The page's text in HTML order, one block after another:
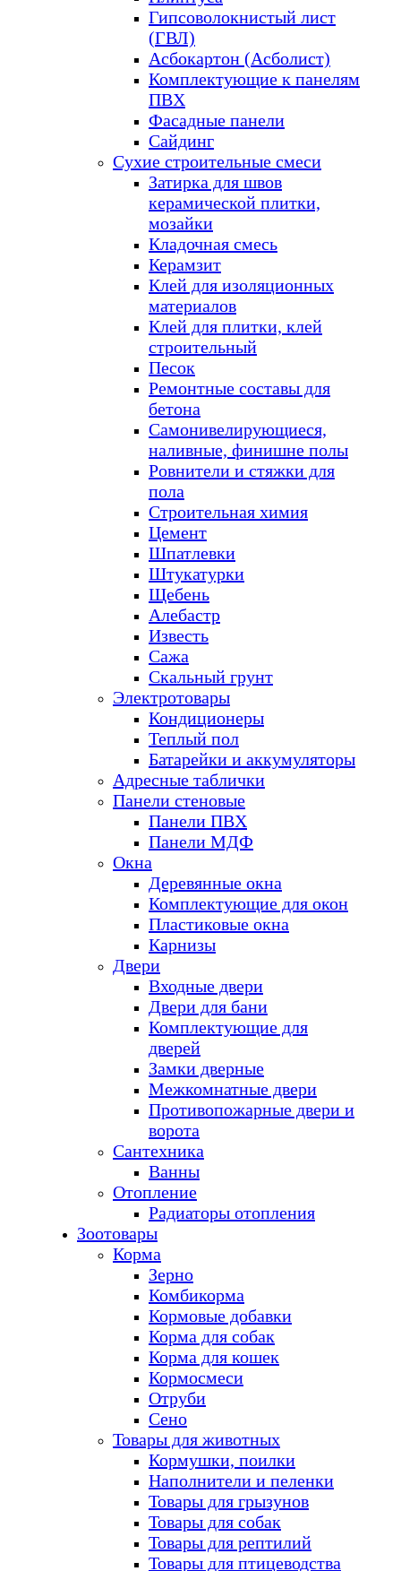
Гипсоволокнистый лист
(ГВЛ)
Асбокартон (Асболист)
Комплектующие к панелям
ПВХ
Фасадные панели
Сайдинг
Сухие строительные смеси
Затирка для швов
керамической плитки,
мозайки
Кладочная смесь
Керамзит
Клей для изоляционных
материалов
Клей для плитки, клей
строительный
Песок
Ремонтные составы для
бетона
Самонивелирующиеся,
наливные, финишне полы
Ровнители и стяжки для
пола
Строительная химия
Цемент
Шпатлевки
Штукатурки
Щебень
Алебастр
Известь
Сажа
Скальный грунт
Электротовары
Кондиционеры
Теплый пол
Батарейки и аккумуляторы
Адресные таблички
Панели стеновые
Панели ПВХ
Панели МДФ
Окна
Деревянные окна
Комплектующие для окон
Пластиковые окна
Карнизы
Двери
Входные двери
Двери для бани
Комплектующие для
дверей
Замки дверные
Межкомнатные двери
Противопожарные двери и
ворота
Сантехника
Ванны
Отопление
Радиаторы отопления
Зоотовары
Корма
Зерно
Комбикорма
Кормовые добавки
Корма для собак
Корма для кошек
Кормосмеси
Отруби
Сено
Товары для животных
Кормушки, поилки
Наполнители и пеленки
Товары для грызунов
Товары для собак
Товары для рептилий
Товары для птицеводства